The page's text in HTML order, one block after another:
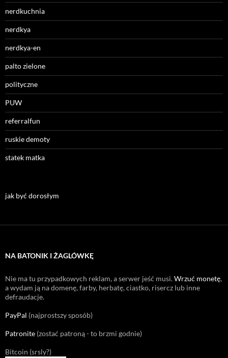
nerdkuchnia
nerdkya
nerdkya-en
palto zielone
polityczne
PUW
referralfun
ruskie demoty
statek matka
jak być dorosłym
NA BATONIK I ŻAGLÓWKĘ
Nie ma tu przypadkowych reklam, a serwer jeść musi.Wrzuć monetę,
a wydam ją na domenę, farby, herbatę, ciastko, risercz lub inne
defraudacje.
PayPal (najprostszy sposób)
Patronite (zostać patroną - to brzmi godnie)
Bitcoin (srsly?)